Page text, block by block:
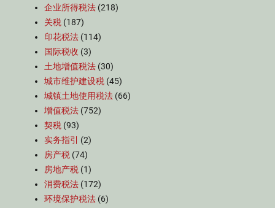
企业所得税法 (218)
关税 (187)
印花税法 (114)
国际税收 (3)
土地增值税法 (30)
城市维护建设税 (45)
城镇土地使用税法 (66)
增值税法 (752)
契税 (93)
实务指引
(2)
房产税 (74)
房地产税 (1)
消费税法 (172)
环境保护税法 (6)